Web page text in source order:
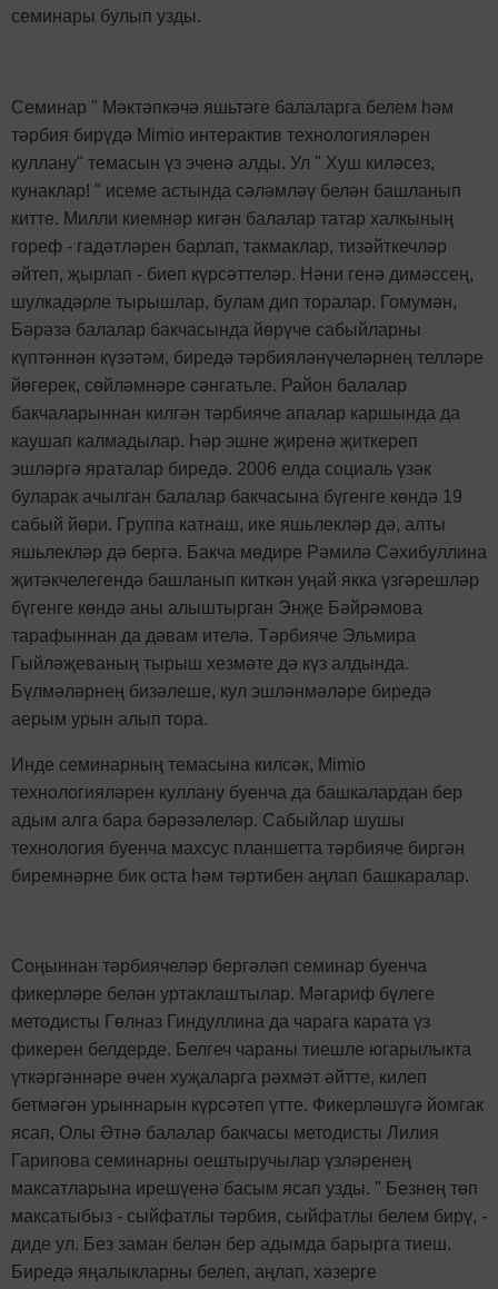
семинары булып узды.
Семинар " Мәктәпкәчә яшьтәге балаларга белем һәм
тәрбия бирүдә Mimio интерактив технологияләрен
куллану" темасын үз эченә алды. Ул " Хуш киләсез,
кунаклар! " исеме астында сәләмләү белән башланып
китте. Милли киемнәр кигән балалар татар халкының
гореф - гадәтләрен барлап, такмаклар, тизәйткечләр
әйтеп, җырлап - биеп күрсәттеләр. Нәни генә димәссең,
шулкадәрле тырышлар, булам дип торалар. Гомумән,
Бәрәзә балалар бакчасында йөрүче сабыйларны
күптәннән күзәтәм, биредә тәрбияләнүчеләрнең телләре
йөгерек, сөйләмнәре сәнгатьле. Район балалар
бакчаларыннан килгән тәрбияче апалар каршында да
каушап калмадылар. Һәр эшне җиренә җиткереп
эшләргә яраталар биредә. 2006 елда социаль үзәк
буларак ачылган балалар бакчасына бүгенге көндә 19
сабый йөри. Группа катнаш, ике яшьлекләр дә, алты
яшьлекләр дә бергә. Бакча мөдире Рәмилә Сәхибуллина
җитәкчелегендә башланып киткән уңай якка үзгәрешләр
бүгенге көндә аны алыштырган Энҗе Бәйрәмова
тарафыннан да дәвам ителә. Тәрбияче Эльмира
Гыйләҗеваның тырыш хезмәте дә күз алдында.
Бүлмәләрнең бизәлеше, кул эшләнмәләре биредә
аерым урын алып тора.
Инде семинарның темасына килсәк, Mimio
технологияләрен куллану буенча да башкалардан бер
адым алга бара бәрәзәлеләр. Сабыйлар шушы
технология буенча махсус планшетта тәрбияче биргән
биремнәрне бик оста һәм тәртибен аңлап башкаралар.
Соңыннан тәрбиячеләр бергәләп семинар буенча
фикерләре белән уртаклаштылар. Мәгариф бүлеге
методисты Гөлназ Гиндуллина да чарага карата үз
фикерен белдерде. Белгеч чараны тиешле югарылыкта
үткәргәннәре өчен хуҗаларга рәхмәт әйтте, килеп
бетмәгән урыннарын күрсәтеп үтте. Фикерләшүгә йомгак
ясап, Олы Әтнә балалар бакчасы методисты Лилия
Гарипова семинарны оештыручылар үзләренең
максатларына ирешүенә басым ясап узды. " Безнең төп
максатыбыз - сыйфатлы тәрбия, сыйфатлы белем бирү, -
диде ул. Без заман белән бер адымда барырга тиеш.
Биредә яңалыкларны белеп, аңлап, хәзерге